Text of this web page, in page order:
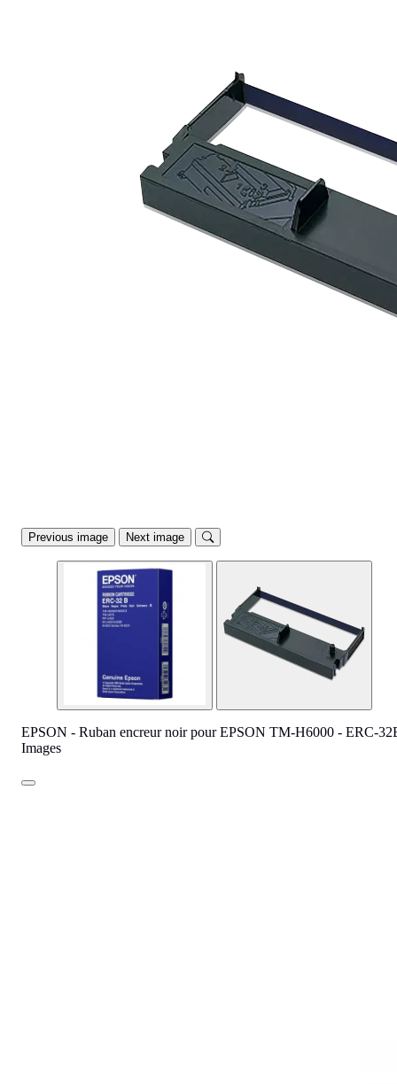
Previous image Next image
EPSON - Ruban encreur noir pour EPSON TM-H6000 - ERC-
Images